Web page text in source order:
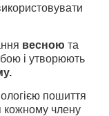
весною та
і утворюють
пошиття
кожному члену